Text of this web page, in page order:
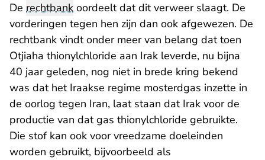
De rechtbank oordeelt dat dit verweer slaagt. De
vorderingen tegen hen zijn dan ook afgewezen. De
rechtbank vindt onder meer van belang dat toen
Otjiaha thionylchloride aan Irak leverde, nu bijna
40 jaar geleden, nog niet in brede kring bekend
was dat het Iraakse regime mosterdgas inzette in
de oorlog tegen Iran, laat staan dat Irak voor de
productie van dat gas thionylchloride gebruikte.
Die stof kan ook voor vreedzame doeleinden
worden gebruikt, bijvoorbeeld als